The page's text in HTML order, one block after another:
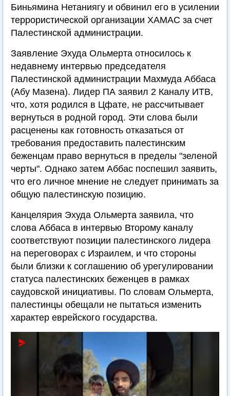
Биньямина Нетаниягу и обвинил его в усилении
террористической организации ХАМАС за счет
Палестинской администрации.
Заявление Эхуда Ольмерта относилось к
недавнему интервью председателя
Палестинской администрации Махмуда Аббаса
(Абу Мазена). Лидер ПА заявил 2 Каналу ИТВ,
что, хотя родился в Цфате, не рассчитывает
вернуться в родной город. Эти слова были
расценены как готовность отказаться от
требования предоставить палестинским
беженцам право вернуться в пределы "зеленой
черты". Однако затем Аббас поспешил заявить,
что его личное мнение не следует принимать за
общую палестинскую позицию.
Канцелярия Эхуда Ольмерта заявила, что
слова Аббаса в интервью Второму каналу
соответствуют позиции палестинского лидера
на переговорах с Израилем, и что стороны
были близки к соглашению об урегулировании
статуса палестинских беженцев в рамках
саудовской инициативы. По словам Ольмерта,
палестинцы обещали не пытаться изменить
характер еврейского государства.